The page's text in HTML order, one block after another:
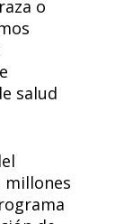
o
salud
millones